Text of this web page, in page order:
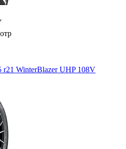
r21 WinterBlazer UHP 108V